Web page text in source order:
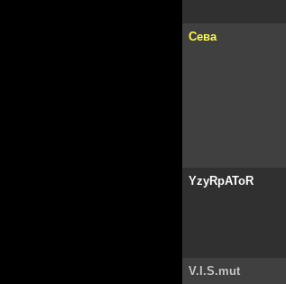
Сева
YzyRpAToR
V.I.S.mut